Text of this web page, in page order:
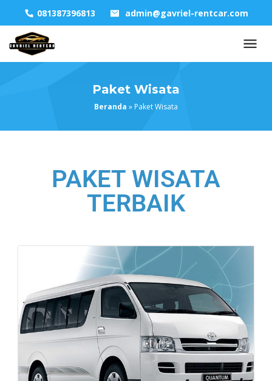
081387396813 admin@gavriel-rentcar.com
Paket Wisata
Beranda » Paket Wisata
PAKET WISATA
TERBAIK